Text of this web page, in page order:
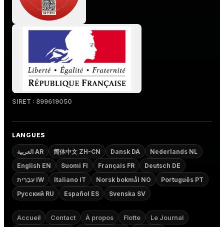
SIRET : 899619050
LANGUES
العربية AR 简体中文 ZH-CN Dansk DA
Nederlands NL
English EN
Suomi FI Français FR
Deutsch DE
עִבְרִית IW
Italiano IT Norsk bokmål NO
Português PT
Русский RU
Español ES Svenska SV
Accueil Contact À propos Flotte
Le Journal